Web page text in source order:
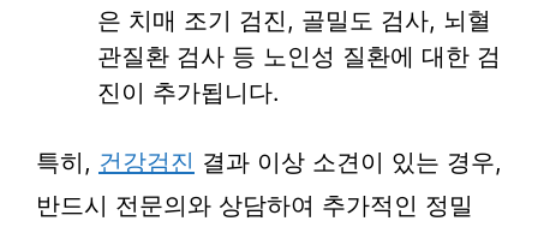
은 치매 조기 검진, 골밀도 검사, 뇌혈
관질환 검사 등 노인성 질환에 대한 검
진이 추가됩니다.
특히, 건강검진 결과 이상 소견이 있는 경우,
반드시 전문의와 상담하여 추가적인 정밀